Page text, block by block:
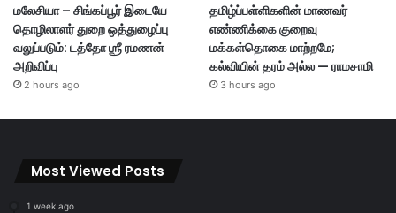
மலேசியா – சிங்கப்பூர் இடையே
தொழிலாளர் துறை ஒத்துழைப்பு
வலுப்படும்: டத்தோ ஶ்ரீ ரமணன்
அறிவிப்பு
2 hours ago
தமிழ்ப்பள்ளிகளின் மாணவர்
எண்ணிக்கை குறைவு
மக்கள்தொகை மாற்றமே;
கல்வியின் தரம் அல்ல — ராமசாமி
3 hours ago
Most Viewed Posts
1 week ago